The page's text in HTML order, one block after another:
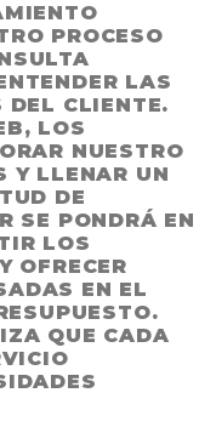
PROCESO
LAS
DEL CLIENTE.
LOS
NUESTRO
Y LLENAR UN
DE
SE PONDRÁ EN
LOS
OFRECER
EN EL
QUE CADA